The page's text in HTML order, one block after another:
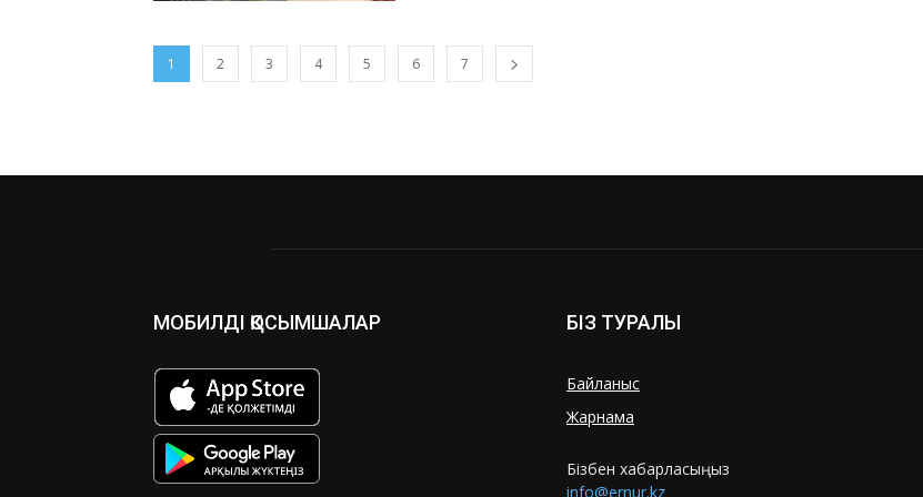
1 2 3 4 5 6 7
МОБИЛДІ ҚОСЫМШАЛАР БІЗ ТУРАЛЫ
Байланыс
Жарнама
Бізбен хабарласыңыз
info@ernur.kz